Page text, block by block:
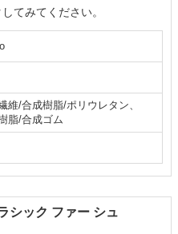
てみてください。
維/合成樹脂/ポリウレタン、
脂/合成ゴム
シック ファー シュ